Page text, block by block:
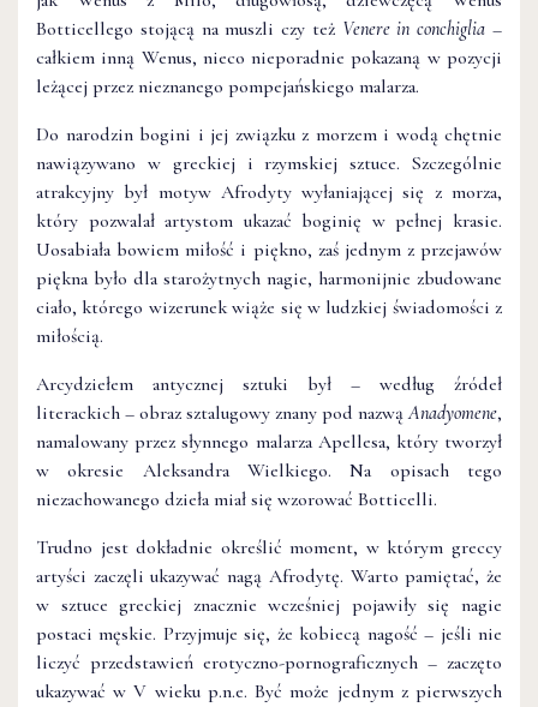
Botticellego stojącą na muszli czy też Venere in conchiglia–
całkiem inną Wenus, nieco nieporadnie pokazaną w pozycji
leżącej przez nieznanego pompejańskiego malarza.
Do narodzin bogini i jej związku z morzem i wodą chętnie
nawiązywano w greckiej i rzymskiej sztuce. Szczególnie
atrakcyjny był motyw Afrodyty wyłaniającej się z morza,
który pozwalał artystom ukazać boginię w pełnej krasie.
Uosabiała bowiem miłość i piękno, zaś jednym z przejawów
piękna było dla starożytnych nagie, harmonijnie zbudowane
ciało, którego wizerunek wiąże się w ludzkiej świadomości z
miłością.
Arcydziełem antycznej sztuki był – według źródeł
literackich – obraz sztalugowy znany pod nazwąAnadyomene,
namalowany przez słynnego malarza Apellesa, który tworzył
w okresie Aleksandra Wielkiego. Na opisach tego
niezachowanego dzieła miał się wzorować Botticelli.
Trudno jest dokładnie określić moment, w którym greccy
artyści zaczęli ukazywać nagą Afrodytę. Warto pamiętać, że
w sztuce greckiej znacznie wcześniej pojawiły się nagie
postaci męskie. Przyjmuje się, że kobiecą nagość – jeśli nie
liczyć przedstawień erotyczno-pornograficznych – zaczęto
ukazywać w V wieku p.n.e. Być może jednym z pierwszych